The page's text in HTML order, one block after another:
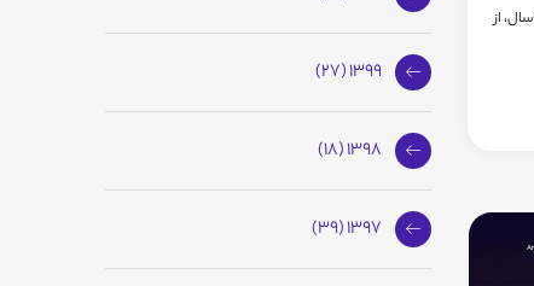
نجوم کودکان1 برای گروه سنی 7تا9 سال، از
1399 (27)
1398 (18)
1397 (39)